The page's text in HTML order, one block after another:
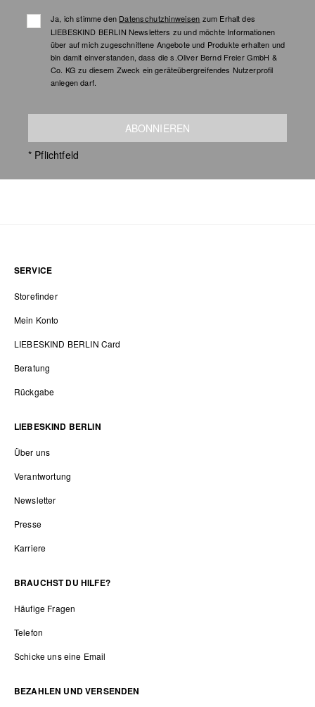
Ja, ich stimme den Datenschutzhinweisen zum Erhalt des
LIEBESKIND BERLIN Newsletters zu und möchte Informationen
über auf mich zugeschnittene Angebote und Produkte erhalten und
bin damit einverstanden, dass die s.Oliver Bernd Freier GmbH &
Co. KG zu diesem Zweck ein geräteübergreifendes Nutzerprofil
anlegen darf.
ABONNIEREN
* Pflichtfeld
SERVICE
Storefinder
Mein Konto
LIEBESKIND BERLIN Card
Beratung
Rückgabe
LIEBESKIND BERLIN
Über uns
Verantwortung
Newsletter
Presse
Karriere
BRAUCHST DU HILFE?
Häufige Fragen
Telefon
Schicke uns eine Email
BEZAHLEN UND VERSENDEN